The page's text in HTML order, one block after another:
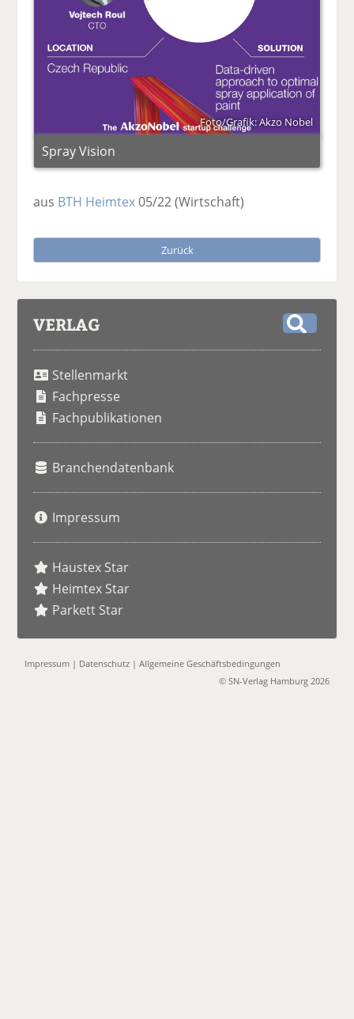
Foto/Grafik: Akzo Nobel
Spray Vision
aus BTH Heimtex05/22(Wirtschaft)
Zurück
VERLAG
Stellenmarkt
Fachpresse
Fachpublikationen
Branchendatenbank
Impressum
Haustex Star
Heimtex Star
Parkett Star
Impressum | Datenschutz |Allgemeine Geschäftsbedingungen
© SN-Verlag Hamburg 2026